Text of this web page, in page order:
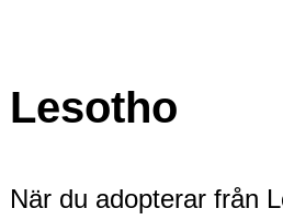
Lesotho
När du adopterar från